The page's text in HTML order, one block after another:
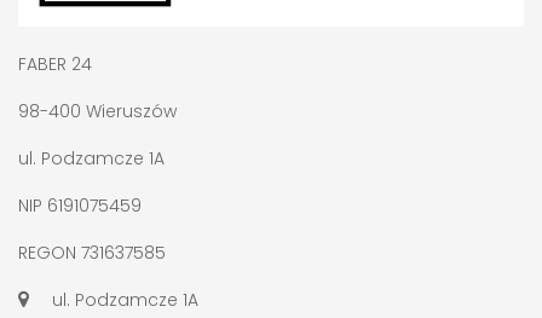
FABER 24
98-400 Wieruszów
ul. Podzamcze 1A
NIP 6191075459
REGON 731637585
ul. Podzamcze 1A